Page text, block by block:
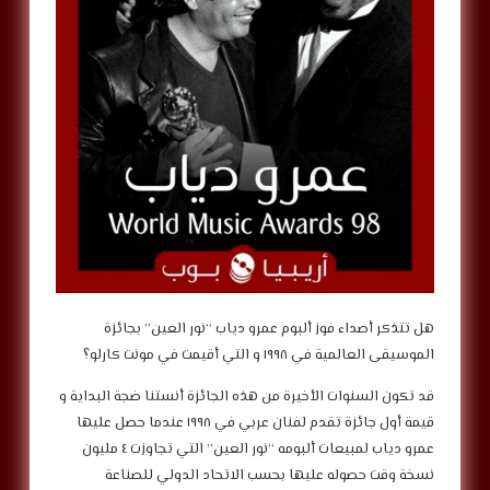
هل تتذكر أصداء فوز ألبوم عمرو دياب “نور العين” بجائزة
الموسيقى العالمية في ١٩٩٨ و التي أقيمت في مونت كارلو؟
قد تكون السنوات الأخيرة من هذه الجائزة أنستنا ضجة البداية و
قيمة أول جائزة تقدم لفنان عربي في ١٩٩٨ عندما حصل عليها
عمرو دياب لمبيعات ألبومه “نور العين” التي تجاوزت ٤ مليون
نسخة وقت حصوله عليها بحسب الاتحاد الدولي للصناعة